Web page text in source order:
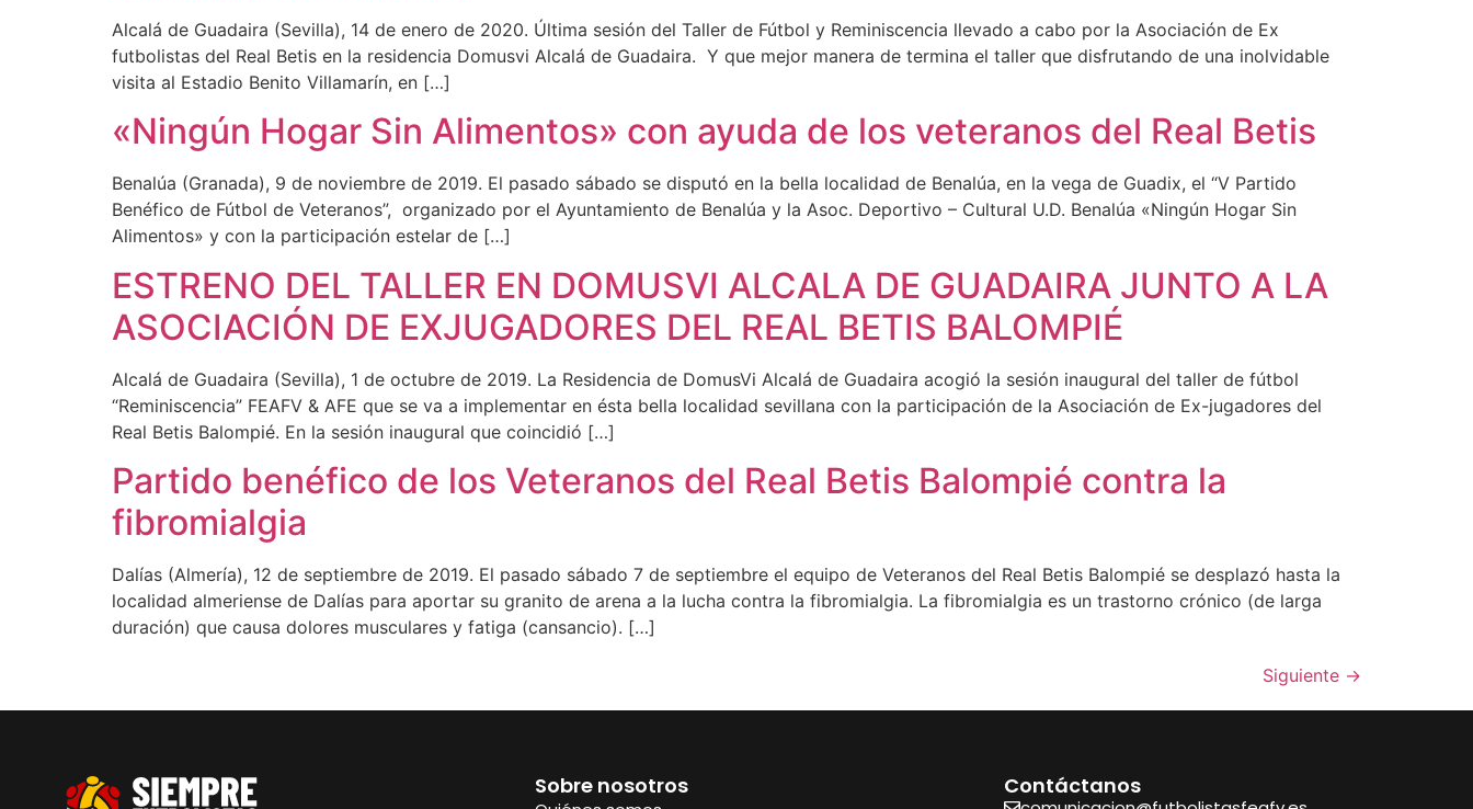
Alcalá de Guadaira (Sevilla), 14 de enero de 2020. Última sesión del Taller de Fútbol y Reminiscencia llevado a cabo por la Asociación de Ex
futbolistas del Real Betis en la residencia Domusvi Alcalá de Guadaira. Y que mejor manera de termina el taller que disfrutando de una inolvidable
visita al Estadio Benito Villamarín, en […]
«Ningún Hogar Sin Alimentos» con ayuda de los veteranos del Real Betis
Benalúa (Granada), 9 de noviembre de 2019. El pasado sábado se disputó en la bella localidad de Benalúa, en la vega de Guadix, el “V Partido
Benéfico de Fútbol de Veteranos”, organizado por el Ayuntamiento de Benalúa y la Asoc. Deportivo – Cultural U.D. Benalúa «Ningún Hogar Sin
Alimentos» y con la participación estelar de […]
ESTRENO DEL TALLER EN DOMUSVI ALCALA DE GUADAIRA JUNTO A LA
ASOCIACIÓN DE EXJUGADORES DEL REAL BETIS BALOMPIÉ
Alcalá de Guadaira (Sevilla), 1 de octubre de 2019. La Residencia de DomusVi Alcalá de Guadaira acogió la sesión inaugural del taller de fútbol
“Reminiscencia” FEAFV & AFE que se va a implementar en ésta bella localidad sevillana con la participación de la Asociación de Ex-jugadores del
Real Betis Balompié. En la sesión inaugural que coincidió […]
Partido benéfico de los Veteranos del Real Betis Balompié contra la
fibromialgia
Dalías (Almería), 12 de septiembre de 2019. El pasado sábado 7 de septiembre el equipo de Veteranos del Real Betis Balompié se desplazó hasta la
localidad almeriense de Dalías para aportar su granito de arena a la lucha contra la fibromialgia. La fibromialgia es un trastorno crónico (de larga
duración) que causa dolores musculares y fatiga (cansancio). […]
Siguiente →
Sobre nosotros Contáctanos